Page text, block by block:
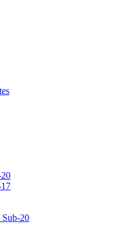
Sub-20